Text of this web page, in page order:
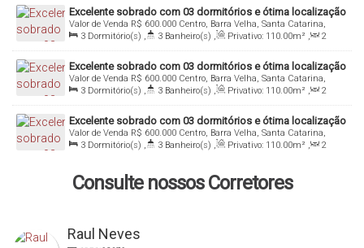
110
.00 m²
Excelente sobrado com 03 dormitórios e ótima localização
R$ 600.000
Valor de Venda
Centro, Barra Velha, Santa Catarina,
Brasil
3 Dormitório(s) , 3 Banheiro(s) , Privativo: 110.00m² ,
2
Sala(s) , 1 Suíte(s) , Total: 110.00m² , 2 Vaga(s) ,
Útil:
110
.00 m²
Excelente sobrado com 03 dormitórios e ótima localização
R$ 600.000
Valor de Venda
Centro, Barra Velha, Santa Catarina,
Brasil
3 Dormitório(s) , 3 Banheiro(s) , Privativo: 110.00m² ,
2
Sala(s) , 1 Suíte(s) , Total: 110.00m² , 2 Vaga(s) ,
Útil:
110
.00 m²
Excelente sobrado com 03 dormitórios e ótima localização
R$ 600.000
Valor de Venda
Centro, Barra Velha, Santa Catarina,
Brasil
3 Dormitório(s) , 3 Banheiro(s) , Privativo: 110.00m² ,
2
Consulte nossos Corretores
Raul Neves